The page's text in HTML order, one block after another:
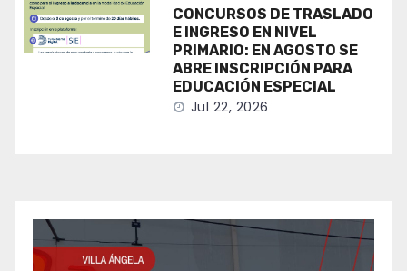
CONCURSOS DE TRASLADO
E INGRESO EN NIVEL
PRIMARIO: EN AGOSTO SE
ABRE INSCRIPCIÓN PARA
EDUCACIÓN ESPECIAL
Jul 22, 2026